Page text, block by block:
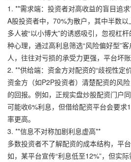
1. **需求端：投资者对高收益的盲目追
A股投资者中，70%为散户，其中半数
多人被“以小博大”的诱惑吸引，忽视杠
种心理，通过高利息筛选“风险偏好型”
人，往往对亏损的承受力更强，平台坏账
2. **供给端：资金方对配资的“歧视性定
资金方（如P2P投资者）清楚配资的风
的回报。例如， 正规实盘炒股配资门户
可能收6%利息，但借给配资平台会要求
率更高。
3. **信息不对称加剧利息虚高**
多数投资者不了解配资的成本结构，平
如，某平台宣传“利息低至12%”，但实际